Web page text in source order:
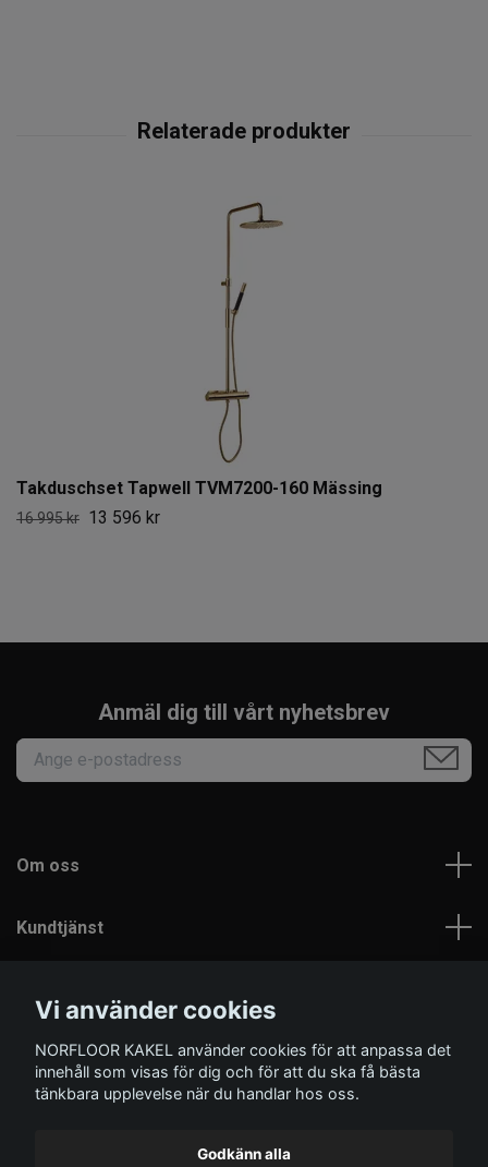
Takduschset Tapwell TVM7200-160 Mässing
16 995 kr 13 596 kr
Anmäl dig till vårt nyhetsbrev
Om oss
Kundtjänst
Sociala medier
Vi använder cookies
NORFLOOR KAKEL använder cookies för att anpassa det
innehåll som visas för dig och för att du ska få bästa
tänkbara upplevelse när du handlar hos oss.
Godkänn alla